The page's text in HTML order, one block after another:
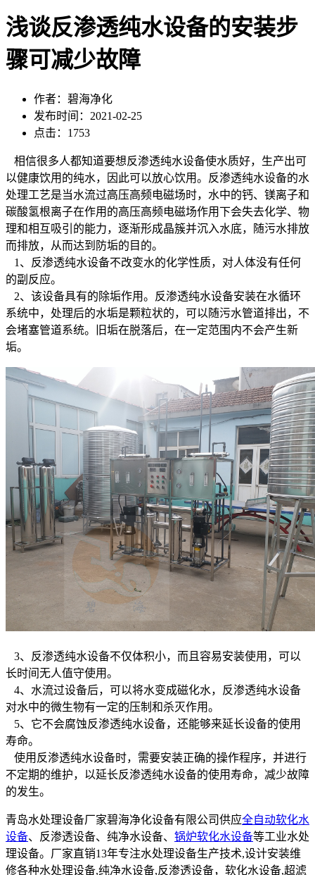
浅谈反渗透纯水设备的安装步
骤可减少故障
作者：碧海净化
发布时间：2021-02-25
点击：1753
相信很多人都知道要想反渗透纯水设备使水质好，生产出可
以健康饮用的纯水，因此可以放心饮用。反渗透纯水设备的水
处理工艺是当水流过高压高频电磁场时，水中的钙、镁离子和
碳酸氢根离子在作用的高压高频电磁场作用下会失去化学、物
理和相互吸引的能力，逐渐形成晶簇并沉入水底，随污水排放
而排放，从而达到防垢的目的。
1、反渗透纯水设备不改变水的化学性质，对人体没有任何
的副反应。
2、该设备具有的除垢作用。反渗透纯水设备安装在水循环
系统中，处理后的水垢是颗粒状的，可以随污水管道排出，不
会堵塞管道系统。旧垢在脱落后，在一定范围内不会产生新
垢。
3、反渗透纯水设备不仅体积小，而且容易安装使用，可以
长时间无人值守使用。
4、水流过设备后，可以将水变成磁化水，反渗透纯水设备
对水中的微生物有一定的压制和杀灭作用。
5、它不会腐蚀反渗透纯水设备，还能够来延长设备的使用
寿命。
使用反渗透纯水设备时，需要安装正确的操作程序，并进行
不定期的维护，以延长反渗透纯水设备的使用寿命，减少故障
的发生。
青岛水处理设备厂家碧海净化设备有限公司供应全自动软化水
设备、反渗透设备、纯净水设备、 锅炉软化水设备等工业水处
理设备。厂家直销13年专注水处理设备生产技术,设计安装维
修各种水处理设备,纯净水设备,反渗透设备，软化水设备,超滤